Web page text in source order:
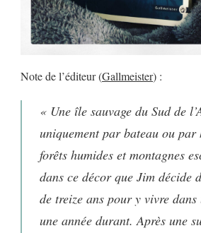
Note de l’éditeur (Gallmeister) :
« Une île sauvage du Sud de
uniquement par bateau ou
forêts humides et montagnes
dans ce décor que Jim décide
de treize ans pour y vivre dans
une année durant. Après une